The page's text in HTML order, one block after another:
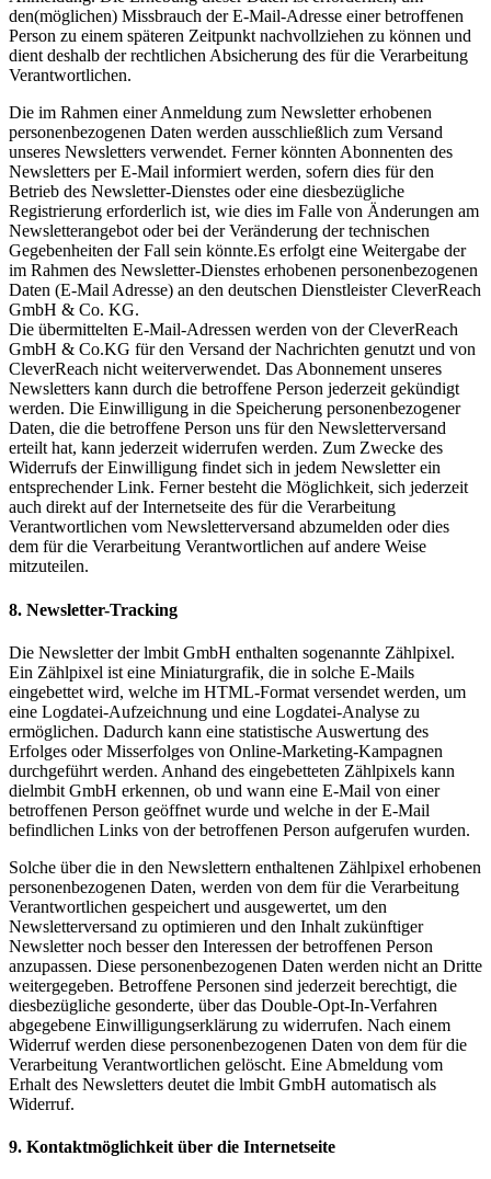
den(möglichen) Missbrauch der E-Mail-Adresse einer betroffenen
Person zu einem späteren Zeitpunkt nachvollziehen zu können und
dient deshalb der rechtlichen Absicherung des für die Verarbeitung
Verantwortlichen.
Die im Rahmen einer Anmeldung zum Newsletter erhobenen
personenbezogenen Daten werden ausschließlich zum Versand
unseres Newsletters verwendet. Ferner könnten Abonnenten des
Newsletters per E-Mail informiert werden, sofern dies für den
Betrieb des Newsletter-Dienstes oder eine diesbezügliche
Registrierung erforderlich ist, wie dies im Falle von Änderungen am
Newsletterangebot oder bei der Veränderung der technischen
Gegebenheiten der Fall sein könnte.Es erfolgt eine Weitergabe der
im Rahmen des Newsletter-Dienstes erhobenen personenbezogenen
Daten (E-Mail Adresse) an den deutschen Dienstleister CleverReach
GmbH & Co. KG.
Die übermittelten E-Mail-Adressen werden von der CleverReach
GmbH & Co.KG für den Versand der Nachrichten genutzt und von
CleverReach nicht weiterverwendet. Das Abonnement unseres
Newsletters kann durch die betroffene Person jederzeit gekündigt
werden. Die Einwilligung in die Speicherung personenbezogener
Daten, die die betroffene Person uns für den Newsletterversand
erteilt hat, kann jederzeit widerrufen werden. Zum Zwecke des
Widerrufs der Einwilligung findet sich in jedem Newsletter ein
entsprechender Link. Ferner besteht die Möglichkeit, sich jederzeit
auch direkt auf der Internetseite des für die Verarbeitung
Verantwortlichen vom Newsletterversand abzumelden oder dies
dem für die Verarbeitung Verantwortlichen auf andere Weise
mitzuteilen.
8. Newsletter-Tracking
Die Newsletter der lmbit GmbH enthalten sogenannte Zählpixel.
Ein Zählpixel ist eine Miniaturgrafik, die in solche E-Mails
eingebettet wird, welche im HTML-Format versendet werden, um
eine Logdatei-Aufzeichnung und eine Logdatei-Analyse zu
ermöglichen. Dadurch kann eine statistische Auswertung des
Erfolges oder Misserfolges von Online-Marketing-Kampagnen
durchgeführt werden. Anhand des eingebetteten Zählpixels kann
dielmbit GmbH erkennen, ob und wann eine E-Mail von einer
betroffenen Person geöffnet wurde und welche in der E-Mail
befindlichen Links von der betroffenen Person aufgerufen wurden.
Solche über die in den Newslettern enthaltenen Zählpixel erhobenen
personenbezogenen Daten, werden von dem für die Verarbeitung
Verantwortlichen gespeichert und ausgewertet, um den
Newsletterversand zu optimieren und den Inhalt zukünftiger
Newsletter noch besser den Interessen der betroffenen Person
anzupassen. Diese personenbezogenen Daten werden nicht an Dritte
weitergegeben. Betroffene Personen sind jederzeit berechtigt, die
diesbezügliche gesonderte, über das Double-Opt-In-Verfahren
abgegebene Einwilligungserklärung zu widerrufen. Nach einem
Widerruf werden diese personenbezogenen Daten von dem für die
Verarbeitung Verantwortlichen gelöscht. Eine Abmeldung vom
Erhalt des Newsletters deutet die lmbit GmbH automatisch als
Widerruf.
9. Kontaktmöglichkeit über die Internetseite